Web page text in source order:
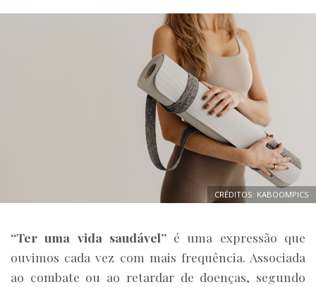
CRÉDITOS: KABOOMPICS
“Ter uma vida saudável”é uma expressão que
ouvimos cada vez com mais frequência. Associada
ao combate ou ao retardar de doenças, segundo